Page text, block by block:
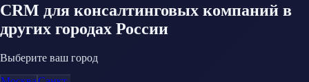
CRM для консалтинговых компаний в
других городах России
Выберите ваш город